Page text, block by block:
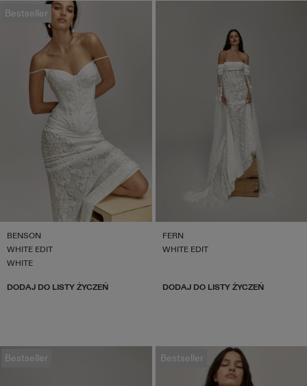
Bestseller
BENSON
WHITE EDIT
WHITE
DODAJ DO LISTY ŻYCZEŃ
FERN
WHITE EDIT
DODAJ DO LISTY ŻYCZEŃ
Bestseller Bestseller